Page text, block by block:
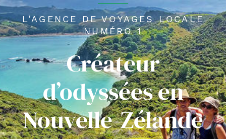
L’AGENCE DE VOYAGES LOCALE
NUMÉRO 1
Créateur
d’odyssées en
Nouvelle-Zélande